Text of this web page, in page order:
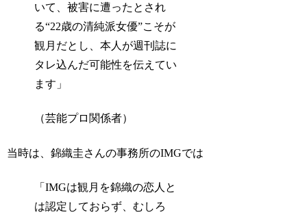
いて、被害に遭ったとされ
る“22歳の清純派女優”こそが
観月だとし、本人が週刊誌に
タレ込んだ可能性を伝えてい
ます」
（芸能プロ関係者）
当時は、錦織圭さんの事務所のIMGでは
「IMGは観月を錦織の恋人と
は認定しておらず、むしろ